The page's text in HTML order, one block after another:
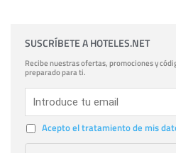
SUSCRÍBETE A HOTELES.NET
Recibe nuestras ofertas, promociones y
preparado para ti.
Acepto el tratamiento de mis